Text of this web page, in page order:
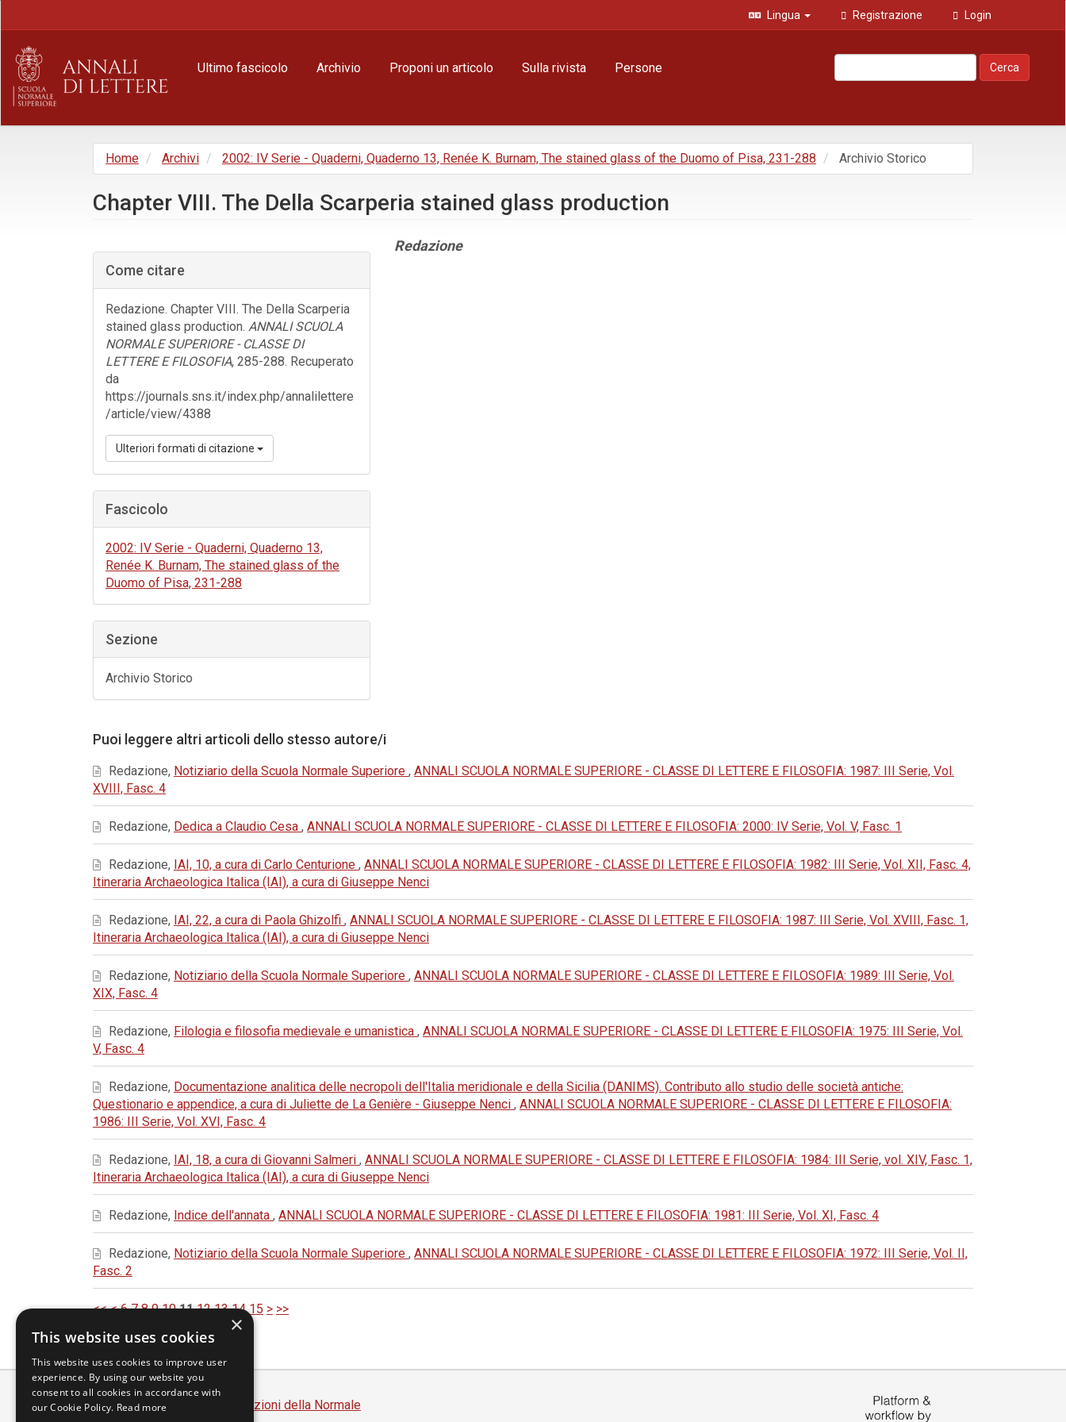
principale
Barra
laterale
Lingua Registrazione Login
Ultimo fascicolo Archivio Proponi un articolo Sulla rivista Persone Cerca
Home Archivi 2002: IV Serie - Quaderni, Quaderno 13, Renée K. Burnam, The stained glass of the Duomo of Pisa, 231-288 Archivio Storico
Chapter VIII. The Della Scarperia stained glass production
laterale
dell'articolo
Come citare
Redazione. Chapter VIII. The Della Scarperia
stained glass production. ANNALI SCUOLA
NORMALE SUPERIORE - CLASSE DI
LETTERE E FILOSOFIA, 285-288. Recuperato
da
https://journals.sns.it/index.php/annalilettere
/article/view/4388
Ulteriori formati di citazione
Fascicolo
2002: IV Serie - Quaderni, Quaderno 13,
Renée K. Burnam, The stained glass of the
Duomo of Pisa, 231-288
Sezione
Archivio Storico
Contenuto
Redazione
Puoi leggere altri articoli dello stesso autore/i
Redazione, Notiziario della Scuola Normale Superiore , ANNALI SCUOLA NORMALE SUPERIORE - CLASSE DI LETTERE E FILOSOFIA: 1987: III Serie, Vol.
XVIII, Fasc. 4
Redazione, Dedica a Claudio Cesa , ANNALI SCUOLA NORMALE SUPERIORE - CLASSE DI LETTERE E FILOSOFIA: 2000: IV Serie, Vol. V, Fasc. 1
Redazione, IAI, 10, a cura di Carlo Centurione , ANNALI SCUOLA NORMALE SUPERIORE - CLASSE DI LETTERE E FILOSOFIA: 1982: III Serie, Vol. XII, Fasc. 4,
Itineraria Archaeologica Italica (IAI), a cura di Giuseppe Nenci
Redazione, IAI, 22, a cura di Paola Ghizolfi , ANNALI SCUOLA NORMALE SUPERIORE - CLASSE DI LETTERE E FILOSOFIA: 1987: III Serie, Vol. XVIII, Fasc. 1,
Itineraria Archaeologica Italica (IAI), a cura di Giuseppe Nenci
Redazione, Notiziario della Scuola Normale Superiore , ANNALI SCUOLA NORMALE SUPERIORE - CLASSE DI LETTERE E FILOSOFIA: 1989: III Serie, Vol.
XIX, Fasc. 4
Redazione, Filologia e filosofia medievale e umanistica , ANNALI SCUOLA NORMALE SUPERIORE - CLASSE DI LETTERE E FILOSOFIA: 1975: III Serie, Vol.
V, Fasc. 4
Redazione, Documentazione analitica delle necropoli dell'Italia meridionale e della Sicilia (DANIMS). Contributo allo studio delle società antiche:
Questionario e appendice, a cura di Juliette de La Genière - Giuseppe Nenci , ANNALI SCUOLA NORMALE SUPERIORE - CLASSE DI LETTERE E FILOSOFIA:
1986: III Serie, Vol. XVI, Fasc. 4
Redazione, IAI, 18, a cura di Giovanni Salmeri , ANNALI SCUOLA NORMALE SUPERIORE - CLASSE DI LETTERE E FILOSOFIA: 1984: III Serie, vol. XIV, Fasc. 1,
Itineraria Archaeologica Italica (IAI), a cura di Giuseppe Nenci
Redazione, Indice dell'annata , ANNALI SCUOLA NORMALE SUPERIORE - CLASSE DI LETTERE E FILOSOFIA: 1981: III Serie, Vol. XI, Fasc. 4
Redazione, Notiziario della Scuola Normale Superiore , ANNALI SCUOLA NORMALE SUPERIORE - CLASSE DI LETTERE E FILOSOFIA: 1972: III Serie, Vol. II,
Fasc. 2
<< < 6 7 8 9 10 11 12 13 14 15 > >>
Scuola Normale Superiore Edizioni della Normale
×
This website uses cookies
This website uses cookies to improve user
experience. By using our website you
consent to all cookies in accordance with
our Cookie Policy. Read more